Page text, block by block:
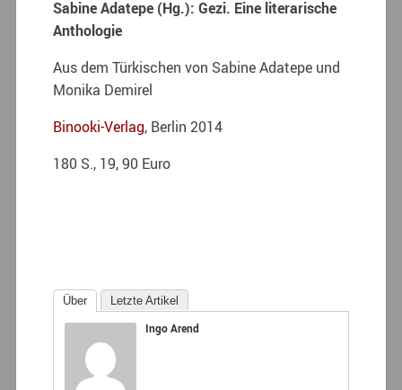
Sabine Adatepe (Hg.): Gezi. Eine literarische
Anthologie
Aus dem Türkischen von Sabine Adatepe und
Monika Demirel
Binooki-Verlag, Berlin 2014
180 S., 19, 90 Euro
Über Letzte Artikel
Ingo Arend